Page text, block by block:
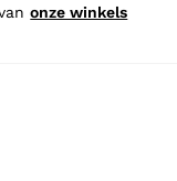
onze winkels